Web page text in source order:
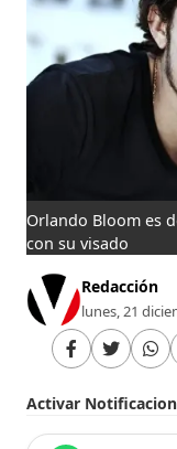
Orlando Bloom es
con su visado
Redacción
lunes, 21
Activar